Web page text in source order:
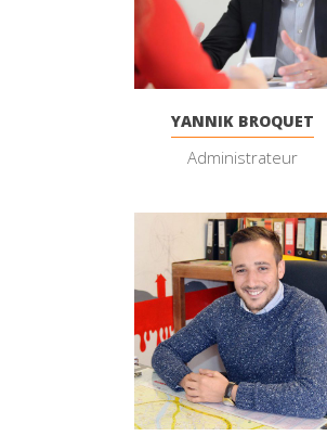
YANNIK BROQUET
Administrateur